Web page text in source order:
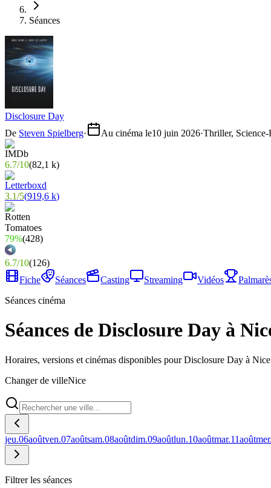
Séances
Disclosure Day
De Steven Spielberg· Au cinéma le10 juin 2026·Thriller, Science-
6.7/10(82,1 k)
3.1/5(919,6 k)
79%(428)
6.7/10(126)
Fiche
Séances Casting Streaming Vidéos
Séances cinéma
Séances de Disclosure Day à
Horaires, versions et cinémas disponibles pour Disclosure Day à
Changer de villeNice
jeu.06aoûtven.07aoûtsam.08aoûtdim.09aoûtlun.10aoûtmar.11aoûtmer.
Filtrer les séances